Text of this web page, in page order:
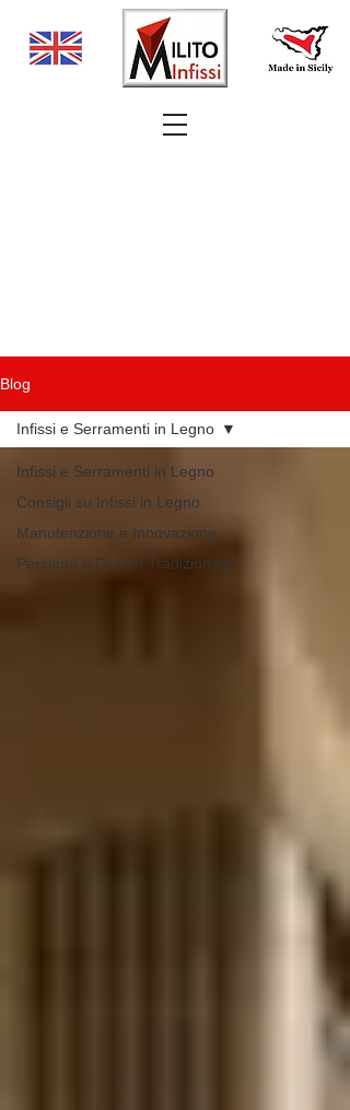
Blog
Infissi e Serramenti in Legno
Consigli su Infissi in Legno
Manutenzione e Innovazione
Persiane e Design Tradizionale
Infissi e Serramenti in Legno